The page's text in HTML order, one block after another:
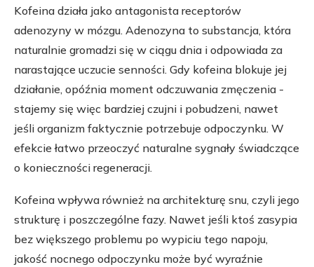
Kofeina działa jako antagonista receptorów
adenozyny w mózgu. Adenozyna to substancja, która
naturalnie gromadzi się w ciągu dnia i odpowiada za
narastające uczucie senności. Gdy kofeina blokuje jej
działanie, opóźnia moment odczuwania zmęczenia -
stajemy się więc bardziej czujni i pobudzeni, nawet
jeśli organizm faktycznie potrzebuje odpoczynku. W
efekcie łatwo przeoczyć naturalne sygnały świadczące
o konieczności regeneracji.
Kofeina wpływa również na architekturę snu, czyli jego
strukturę i poszczególne fazy. Nawet jeśli ktoś zasypia
bez większego problemu po wypiciu tego napoju,
jakość nocnego odpoczynku może być wyraźnie